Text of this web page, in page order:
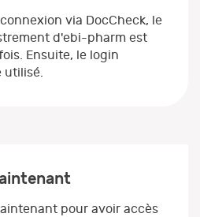
via DocCheck, le
d'ebi-pharm est
Ensuite, le login
utilisé.
pour avoir accès